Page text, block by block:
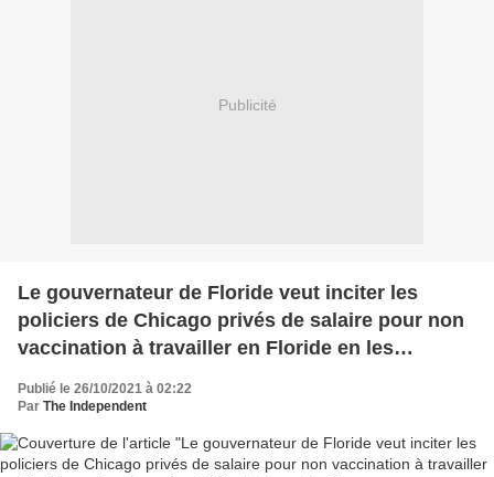
Publicité
Le gouvernateur de Floride veut inciter les
policiers de Chicago privés de salaire pour non
vaccination à travailler en Floride en les
Publié le 26/10/2021 à 02:22
Par The Independent